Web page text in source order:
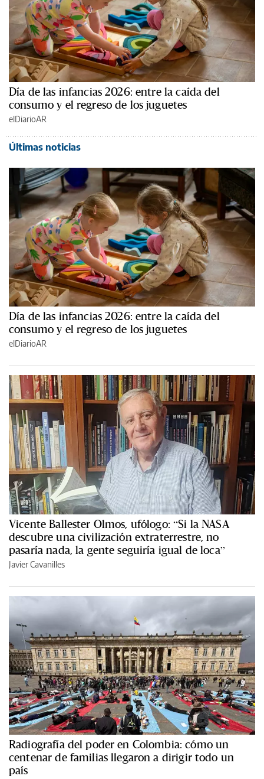
Día de las infancias 2026: entre la caída del
consumo y el regreso de los juguetes
elDiarioAR
Últimas noticias
Día de las infancias 2026: entre la caída del
consumo y el regreso de los juguetes
elDiarioAR
Vicente Ballester Olmos, ufólogo: “Si la NASA
descubre una civilización extraterrestre, no
pasaría nada, la gente seguiría igual de loca”
Javier Cavanilles
Radiografía del poder en Colombia: cómo un
centenar de familias llegaron a dirigir todo un
país